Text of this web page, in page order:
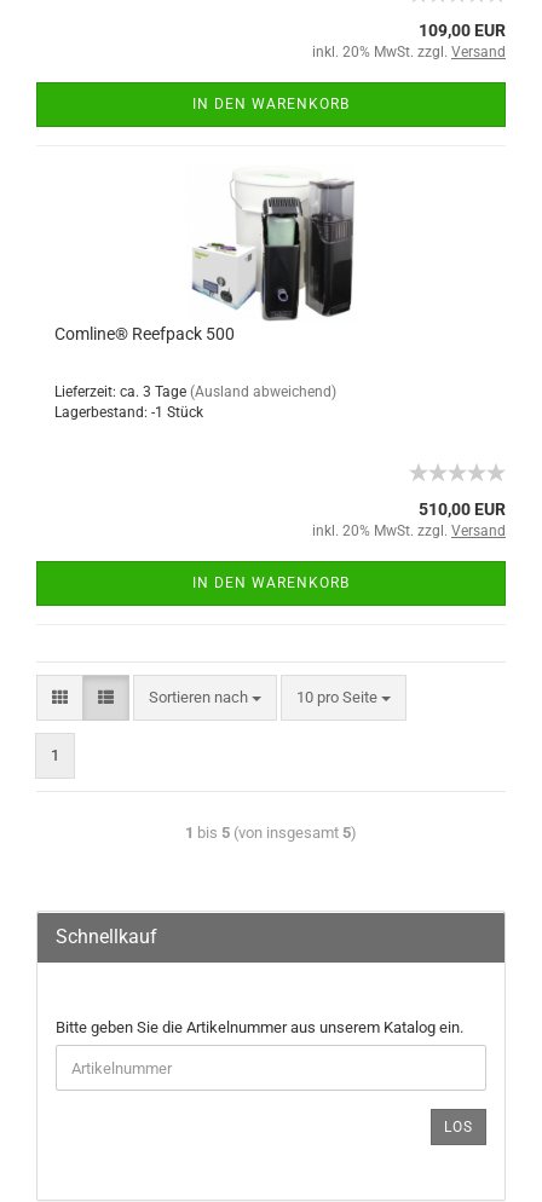
109,00 EUR
inkl. 20% MwSt. zzgl. Versand
IN DEN WARENKORB
Comline® Reefpack 500
Lieferzeit: ca. 3 Tage (Ausland abweichend)
Lagerbestand: -1 Stück
510,00 EUR
inkl. 20% MwSt. zzgl. Versand
IN DEN WARENKORB
Sortieren nach 10 pro Seite
1
1 bis 5 (von insgesamt 5)
Schnellkauf
Bitte geben Sie die Artikelnummer aus unserem Katalog ein.
LOS